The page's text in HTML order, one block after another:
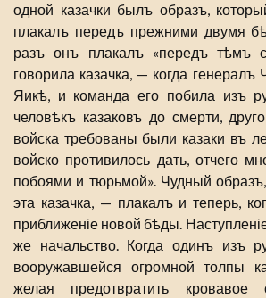
одной казачки былъ образъ,
плакалъ передъ прежними двумя
разъ онъ плакалъ «передъ тѣмъ
говорила казачка, — когда
Яикѣ, и команда его побила изъ
человѣкъ казаковъ до смерти,
войска требованы были казаки въ
войско противилось дать, отчего
побоями и тюрьмой». Чудный
эта казачка, — плакалъ и теперь,
приближеніе новой бѣды.
же начальство. Когда одинъ изъ
вооружавшейся огромной толпы
желая предотвратить кровавое